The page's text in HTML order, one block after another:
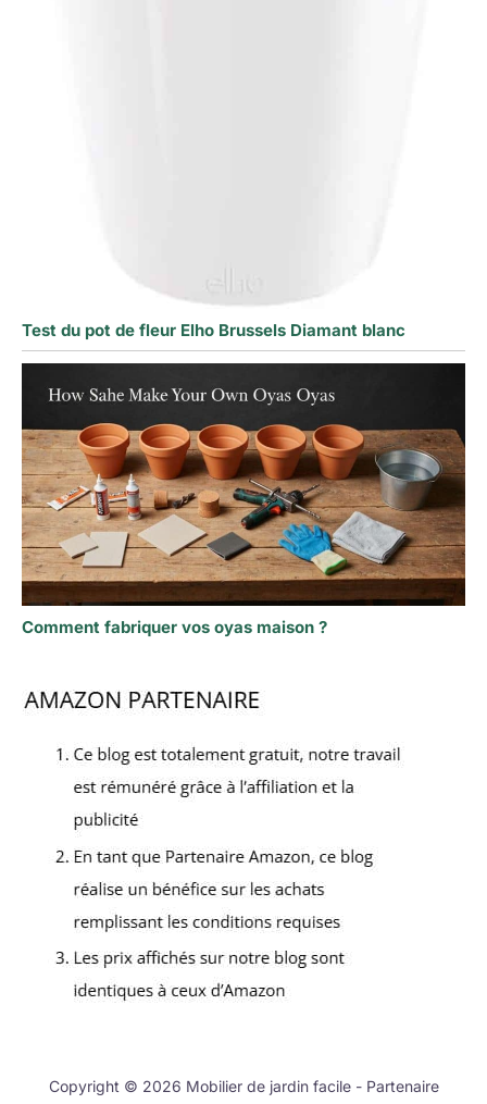
Test du pot de fleur Elho Brussels Diamant blanc
Comment fabriquer vos oyas maison ?
Copyright © 2026 Mobilier de jardin facile - Partenaire